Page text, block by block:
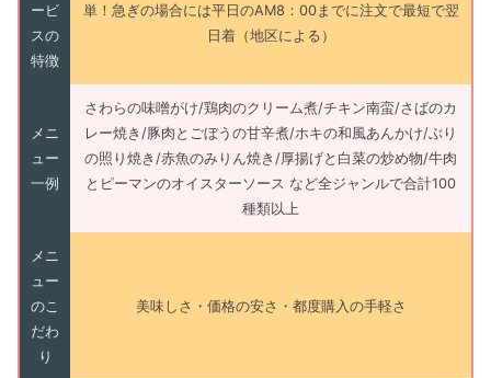
ービ
スの
特徴
単！急ぎの場合には平日のAM8：00までに注文で最短で翌
日着（地区による）
メニ
ュー
一例
さわらの味噌がけ/鶏肉のクリーム煮/チキン南蛮/さばのカ
レー焼き/豚肉とごぼうの甘辛煮/ホキの和風あんかけ/ぶり
の照り焼き/赤魚のみりん焼き/厚揚げと白菜の炒め物/牛肉
とピーマンのオイスターソース など全ジャンルで合計100
種類以上
メニ
ュー
のこ
だわ
り
美味しさ・価格の安さ・都度購入の手軽さ